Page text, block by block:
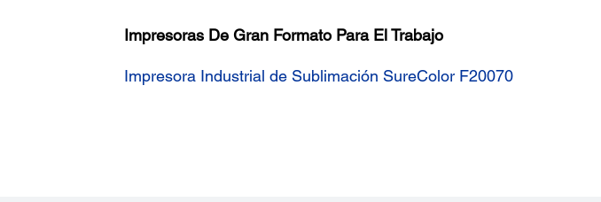
Impresoras De Gran Formato Para El Trabajo
Impresora Industrial de Sublimación SureColor F20070